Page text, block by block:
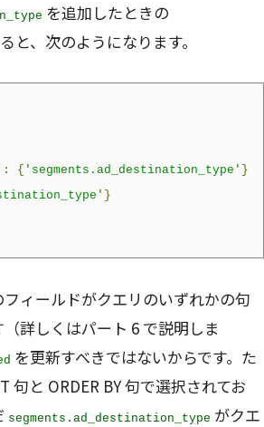
を追加したときの
と、次のようになります。
: { 'segments.ad_destination_type' }
}
ィールドがクエリのいずれかの句
詳しくはパート 6 で説明しま
を更新すべきではないからです。た
句と ORDER BY 句で選択されてお
segments.ad_destination_type がクエ